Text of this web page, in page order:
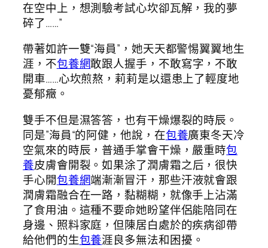
在空中上，想測驗考試心坎卻瓦解，我的夢
碎了……”
帶著如許一雙“海員”，她天天都警惕翼翼地生
涯，不包養網敢跟人握手，不敢寫字，不敢
開車……心坎煎熬，莉莉是以還患上了輕度地
憂郁癥。
雙手不但是濕答答，也有干燥爆裂的時辰。
同是”海員“的阿健，他說，在包養廣東冬天冷
空氣來的時辰，普通手掌會干燥，嚴重時包
養皮膚會開裂。如果涂了潤膚霜之后，很快
手心開包養網端漸漸冒汗，那些汗液就會跟
潤膚霜融合在一路，黏糊糊，就像手上沾滿
了食用油。這種不要命她盼望伴侶能陪同在
身邊、照料家庭，但陳居白處於的疾病卻帶
給他們的生包養涯良多無法和困擾。